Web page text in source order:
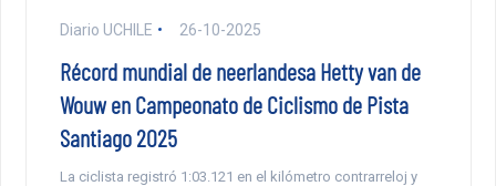
Diario UCHILE 26-10-2025
Récord mundial de neerlandesa Hetty van de
Wouw en Campeonato de Ciclismo de Pista
Santiago 2025
La ciclista registró 1:03.121 en el kilómetro contrarreloj y